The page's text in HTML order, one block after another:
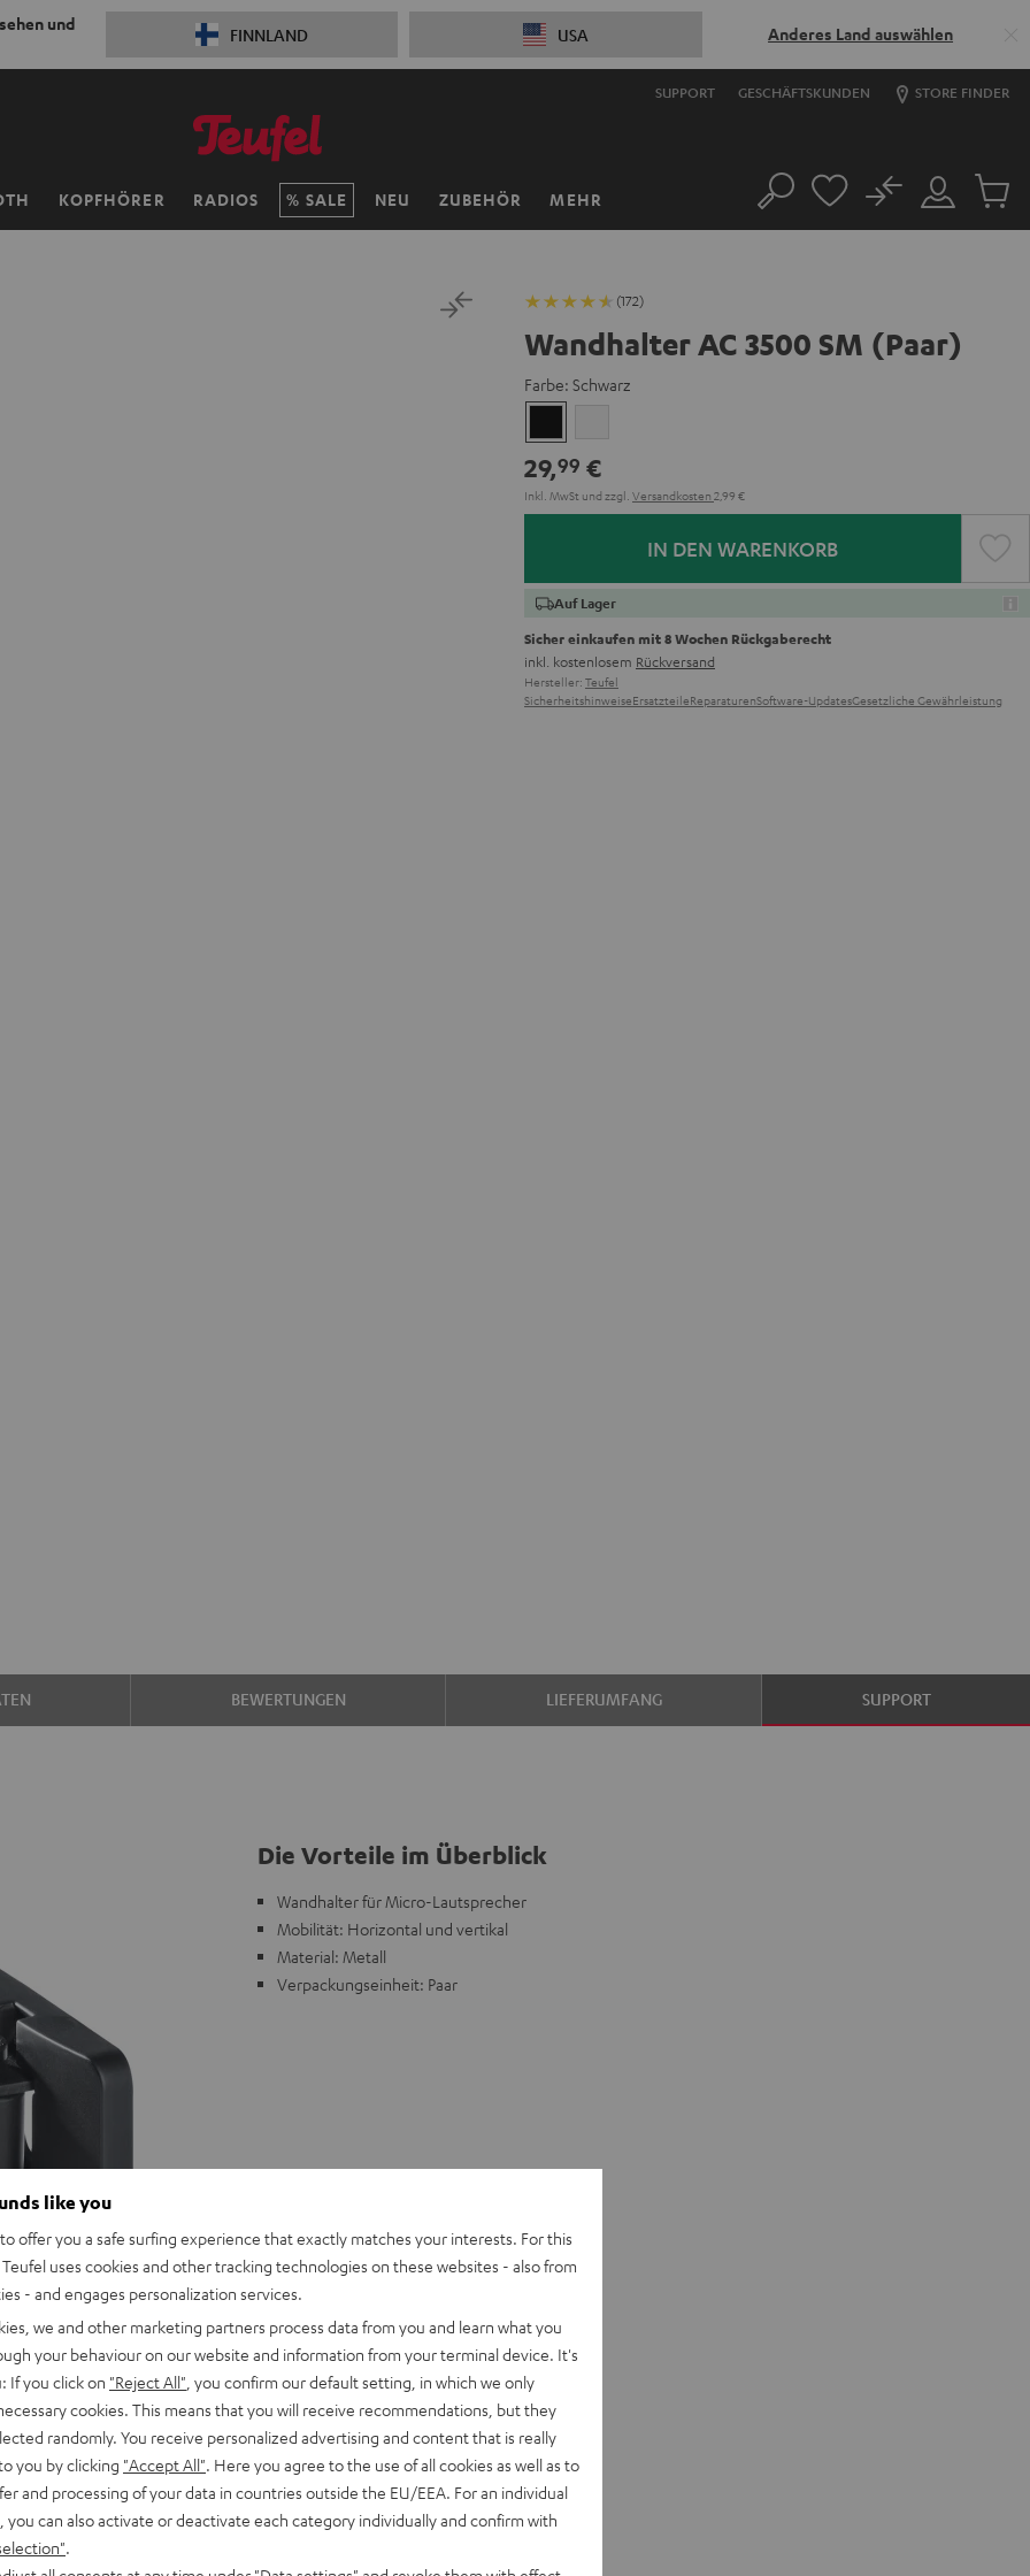
und
FINNLAND USA Anderes Land auswählen
SUPPORT GESCHÄFTSKUNDEN STORE FINDER
KOPFHÖRER RADIOS SALE NEU ZUBEHÖR MEHR Suche
Mein
Konto
No
Artikel
(172)
Wandhalter AC 3500 SM (Paar)
Farbe: Schwarz
29,99 €
Inkl. MwSt und zzgl. Versandkosten 2,99 €
IN DEN WARENKORB
Auf Lager
Sicher einkaufen mit 8 Wochen Rückgaberecht
inkl. kostenlosem Rückversand
Hersteller: Teufel
SicherheitshinweiseErsatzteileReparaturenSoftware-UpdatesGesetzliche Gewährleistung
BEWERTUNGEN LIEFERUMFANG SUPPORT
Die Vorteile im Überblick
Wandhalter für Micro-Lautsprecher
Mobilität: Horizontal und vertikal
Material: Metall
Verpackungseinheit: Paar
like you
offer you a safe surfing experience that exactly matches your interests. For this
uses cookies and other tracking technologies on these websites - also from
- and engages personalization services.
we and other marketing partners process data from you and learn what you
your behaviour on our website and information from your terminal device. It's
If you click on "Reject All" , you confirm our default setting, in which we only
cookies. This means that you will receive recommendations, but they
randomly. You receive personalized advertising and content that is really
you by clicking "Accept All" . Here you agree to the use of all cookies as well as to
and processing of your data in countries outside the EU/EEA. For an individual
you can also activate or deactivate each category individually and confirm with